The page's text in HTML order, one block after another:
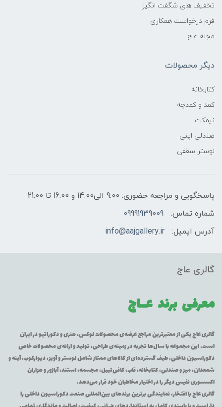
تخفیف های شگفت انگیز
فرم درخواست همکاری
مجله عاج
دیگر محصولات
کتابخانه
کمد و کمدچه
نیمکت
صندلی اپنی
لوستر سقفی
پاسخگویی و مراجعه حضوری: 9:00 الی14:00 و 16:00 تا 21:00
شماره تماس:
09991939009
آدرس ایمیل:
info@aajgallery.ir
گالری عاج
معرفی برند عــاج
گالری عاج یکی از معتبرترین مراجع عرضه‌ی محصولات لوکس، هنری و دکوراتیو در ایران
است. این مجموعه با سال‌ها تجربه در زمینه‌ی طراحی، تولید و ارائه‌ی محصولات خاص
دکوراسیون داخلی، طیف گسترده‌ای از کالاهای ممتاز شامل لوستر و آویز، دیوارکوب، آینه و
شمعدان، میز و صندلی، کتابخانه، قاب، کافی‌تیبل، مجسمه، استند، آباژور و هزاران
اکسسوری نفیس دیگر را در اختیار مخاطبان خود قرار می‌دهد.
گالری عاج با افتخار، نمایندگی برترین برندهای بین‌المللی صنعت دکوراسیون داخلی را